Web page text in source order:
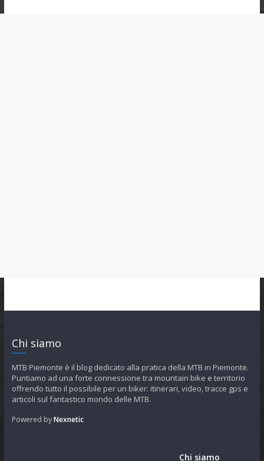
Chi siamo
MTB Piemonte è il blog dedicato alla pratica della MTB in Piemonte.
Puntiamo ad una forte connessione tra mountain bike e territorio
offrendo tutto il possibile per un biker: itinerari, video, tracce gps e
articoli sul fantastico mondo delle MTB.
Powered byNexnetic
Chi siamo